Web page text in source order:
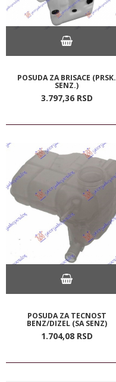
POSUDA ZA BRISACE (PRSK.
SENZ.)
3.797,36 RSD
POSUDA ZA TECNOST
BENZ/DIZEL (SA SENZ)
1.704,08 RSD